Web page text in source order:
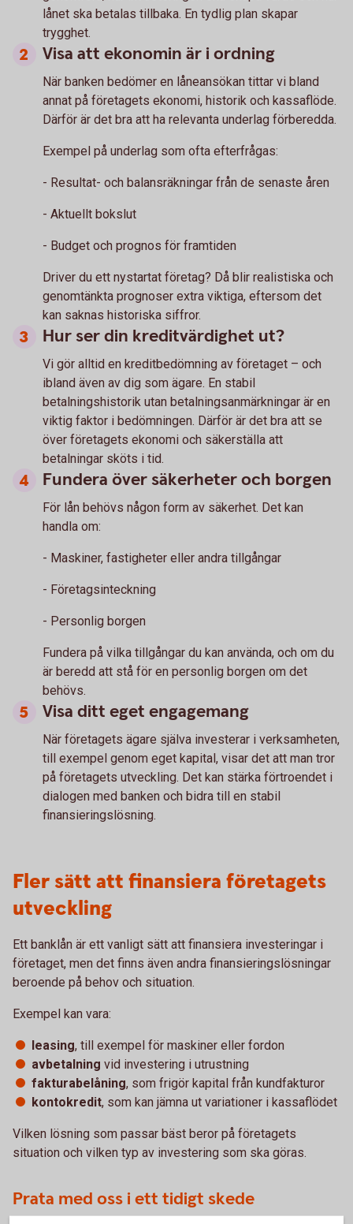
lånet ska betalas tillbaka. En tydlig plan skapar
trygghet.
Visa att ekonomin är i ordning
När banken bedömer en låneansökan tittar vi bland
annat på företagets ekonomi, historik och kassaflöde.
Därför är det bra att ha relevanta underlag förberedda.
Exempel på underlag som ofta efterfrågas:
- Resultat- och balansräkningar från de senaste åren
- Aktuellt bokslut
- Budget och prognos för framtiden
Driver du ett nystartat företag? Då blir realistiska och
genomtänkta prognoser extra viktiga, eftersom det
kan saknas historiska siffror.
Hur ser din kreditvärdighet ut?
Vi gör alltid en kreditbedömning av företaget – och
ibland även av dig som ägare. En stabil
betalningshistorik utan betalningsanmärkningar är en
viktig faktor i bedömningen. Därför är det bra att se
över företagets ekonomi och säkerställa att
betalningar sköts i tid.
Fundera över säkerheter och borgen
För lån behövs någon form av säkerhet. Det kan
handla om:
- Maskiner, fastigheter eller andra tillgångar
- Företagsinteckning
- Personlig borgen
Fundera på vilka tillgångar du kan använda, och om du
är beredd att stå för en personlig borgen om det
behövs.
Visa ditt eget engagemang
När företagets ägare själva investerar i verksamheten,
till exempel genom eget kapital, visar det att man tror
på företagets utveckling. Det kan stärka förtroendet i
dialogen med banken och bidra till en stabil
finansieringslösning.
Fler sätt att finansiera företagets
utveckling
Ett banklån är ett vanligt sätt att finansiera investeringar i
företaget, men det finns även andra finansieringslösningar
beroende på behov och situation.
Exempel kan vara:
leasing, till exempel för maskiner eller fordon
avbetalning vid investering i utrustning
fakturabelåning, som frigör kapital från kundfakturor
kontokredit, som kan jämna ut variationer i kassaflödet
Vilken lösning som passar bäst beror på företagets
situation och vilken typ av investering som ska göras.
Prata med oss i ett tidigt skede